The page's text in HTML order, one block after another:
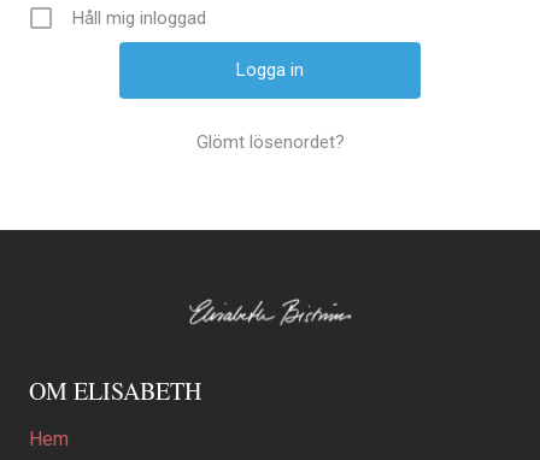
Håll mig inloggad
Glömt lösenordet?
OM ELISABETH
Hem